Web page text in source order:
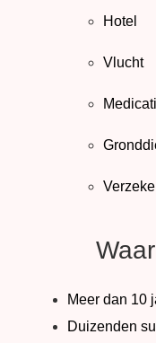
Hotel
Vlucht
Meer dan 10
Duizenden